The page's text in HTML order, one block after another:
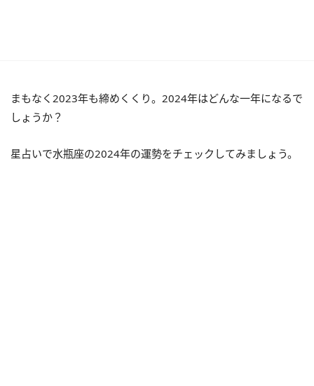
まもなく2023年も締めくくり。2024年はどんな一年になるで
しょうか？
星占いで水瓶座の2024年の運勢をチェックしてみましょう。